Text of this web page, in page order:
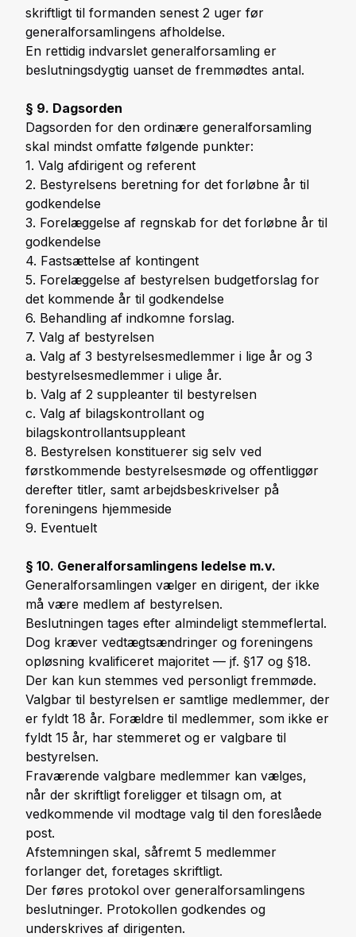
skriftligt til formanden senest 2 uger før
generalforsamlingens afholdelse.
En rettidig indvarslet generalforsamling er
beslutningsdygtig uanset de fremmødtes antal.
§ 9. Dagsorden
Dagsorden for den ordinære generalforsamling
skal mindst omfatte følgende punkter:
1. Valg afdirigent og referent
2. Bestyrelsens beretning for det forløbne år til
godkendelse
3. Forelæggelse af regnskab for det forløbne år til
godkendelse
4. Fastsættelse af kontingent
5. Forelæggelse af bestyrelsen budgetforslag for
det kommende år til godkendelse
6. Behandling af indkomne forslag.
7. Valg af bestyrelsen
a. Valg af 3 bestyrelsesmedlemmer i lige år og 3
bestyrelsesmedlemmer i ulige år.
b. Valg af 2 suppleanter til bestyrelsen
c. Valg af bilagskontrollant og
bilagskontrollantsuppleant
8. Bestyrelsen konstituerer sig selv ved
førstkommende bestyrelsesmøde og offentliggør
derefter titler, samt arbejdsbeskrivelser på
foreningens hjemmeside
9. Eventuelt
§ 10. Generalforsamlingens ledelse m.v.
Generalforsamlingen vælger en dirigent, der ikke
må være medlem af bestyrelsen.
Beslutningen tages efter almindeligt stemmeflertal.
Dog kræver vedtægtsændringer og foreningens
opløsning kvalificeret majoritet — jf. §17 og §18.
Der kan kun stemmes ved personligt fremmøde.
Valgbar til bestyrelsen er samtlige medlemmer, der
er fyldt 18 år. Forældre til medlemmer, som ikke er
fyldt 15 år, har stemmeret og er valgbare til
bestyrelsen.
Fraværende valgbare medlemmer kan vælges,
når der skriftligt foreligger et tilsagn om, at
vedkommende vil modtage valg til den foreslåede
post.
Afstemningen skal, såfremt 5 medlemmer
forlanger det, foretages skriftligt.
Der føres protokol over generalforsamlingens
beslutninger. Protokollen godkendes og
underskrives af dirigenten.